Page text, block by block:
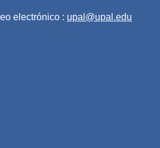
electrónico : upal@upal.edu